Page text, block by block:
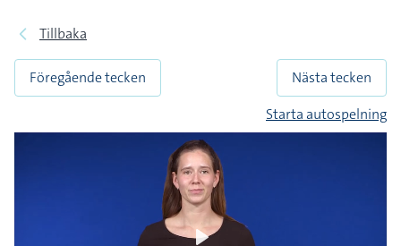
Tillbaka
Föregående tecken
Nästa tecken
Starta autospelning